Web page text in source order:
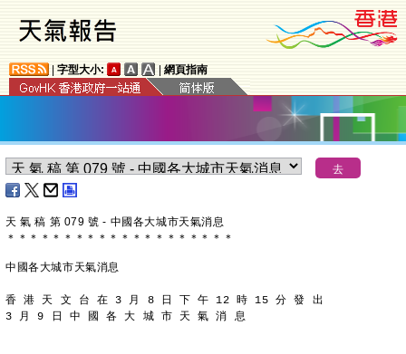
字型大小: 網頁指南
天 氣 稿 第 079 號 - 中國各大城市天氣消息
＊ ＊ ＊ ＊ ＊ ＊ ＊ ＊ ＊ ＊ ＊ ＊ ＊ ＊ ＊ ＊ ＊ ＊ ＊ ＊
中國各大城市天氣消息
香 港 天 文 台 在 3 月 8 日 下 午 12 時 15 分 發 出
3 月 9 日 中 國 各 大 城 市 天 氣 消 息